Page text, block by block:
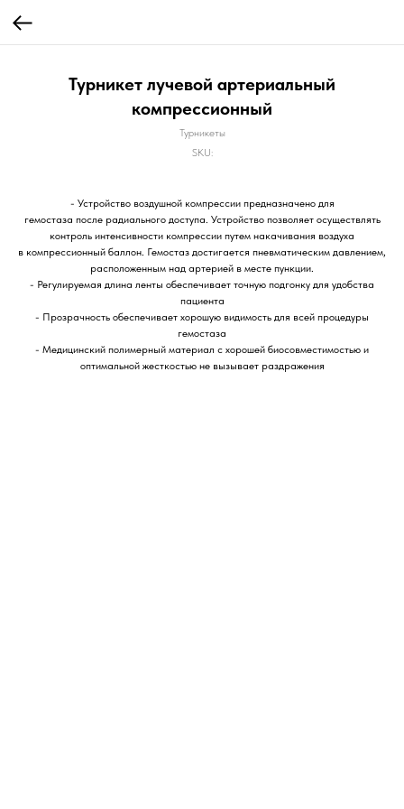
Турникет лучевой артериальный
компрессионный
Турникеты
SKU:
- Устройство воздушной компрессии предназначено для
гемостаза после радиального доступа. Устройство позволяет осуществлять
контроль интенсивности компрессии путем накачивания воздуха
в компрессионный баллон. Гемостаз достигается пневматическим давлением,
расположенным над артерией в месте пункции.
- Регулируемая длина ленты обеспечивает точную подгонку для удобства
пациента
- Прозрачность обеспечивает хорошую видимость для всей процедуры
гемостаза
- Медицинский полимерный материал с хорошей биосовместимостью и
оптимальной жесткостью не вызывает раздражения